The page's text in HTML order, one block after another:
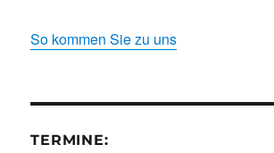
So kommen Sie zu uns
TERMINE: